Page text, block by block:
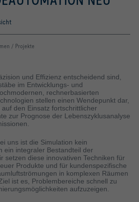
/ Projekte
und Effizienz entscheidend sind,
im Entwicklungs- und
rechnerbasierten
stellen einen Wendepunkt dar,
den Einsatz fortschrittlicher
zur Prognose der Lebenszyklusanalyse
uns ist die Simulation kein
ein integraler Bestandteil der
setzen diese innovativen Techniken für
Produkte und für kundenspezifische
in komplexen Räumen
ist es, Problembereiche schnell zu
aufzuzeigen.